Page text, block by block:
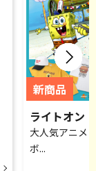
ライトオン
大人気アニメ
ボ...